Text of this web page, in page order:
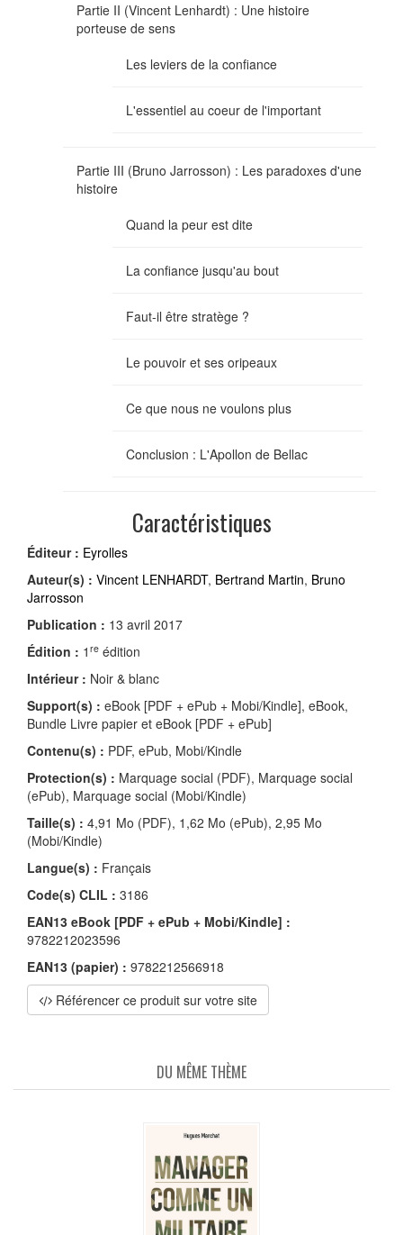
Partie II (Vincent Lenhardt) : Une histoire
porteuse de sens
Les leviers de la confiance
L'essentiel au coeur de l'important
Partie III (Bruno Jarrosson) : Les paradoxes d'une
histoire
Quand la peur est dite
La confiance jusqu'au bout
Faut-il être stratège ?
Le pouvoir et ses oripeaux
Ce que nous ne voulons plus
Conclusion : L'Apollon de Bellac
Caractéristiques
Éditeur : Eyrolles
Auteur(s) : Vincent LENHARDT, Bertrand Martin, Bruno
Jarrosson
Publication : 13 avril 2017
Édition : 1 re édition
Intérieur : Noir & blanc
Support(s) : eBook [PDF + ePub + Mobi/Kindle], eBook,
Bundle Livre papier et eBook [PDF + ePub]
Contenu(s) : PDF, ePub, Mobi/Kindle
Protection(s) : Marquage social (PDF), Marquage social
(ePub), Marquage social (Mobi/Kindle)
Taille(s) : 4,91 Mo (PDF), 1,62 Mo (ePub), 2,95 Mo
(Mobi/Kindle)
Langue(s) : Français
Code(s) CLIL : 3186
EAN13 eBook [PDF + ePub + Mobi/Kindle] :
9782212023596
EAN13 (papier) : 9782212566918
Référencer ce produit sur votre site
DU MÊME THÈME